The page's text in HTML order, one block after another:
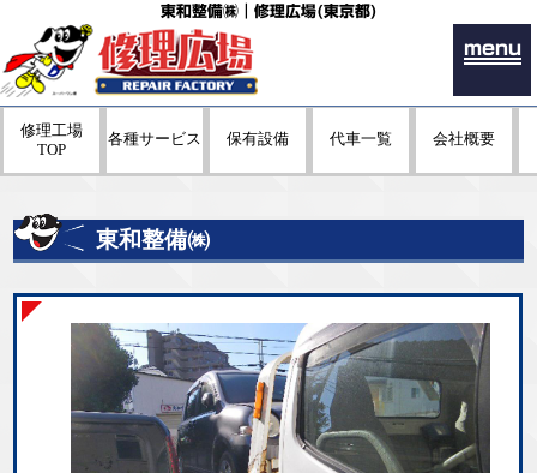
東和整備㈱｜修理広場(東京都)
menu
修理工場
TOP
各種サービス 保有設備 代車一覧 会社概要
東和整備㈱